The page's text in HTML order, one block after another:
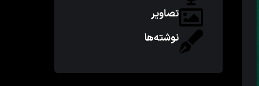
تصاویر
نوشته‌ها